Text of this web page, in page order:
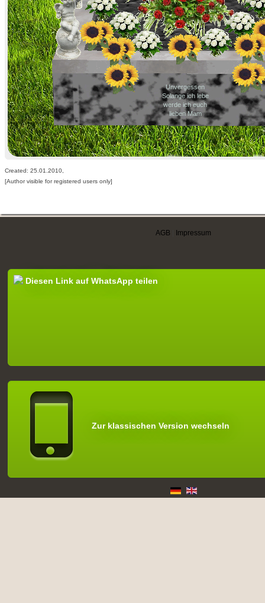
Unvergessen
Solange ich lebe
werde ich euch
lieben Mam
Created: 25.01.2010,
[Author visible for registered users only]
AGB Impressum
Diesen Link auf WhatsApp teilen
Zur klassischen Version wechseln